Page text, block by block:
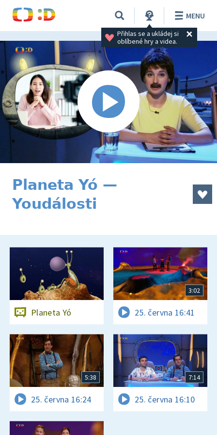
Přihlas se a ukládej si
oblíbené hry a videa.
MENU
Planeta Yó —
Youdálosti
Planeta Yó
3:02
25. června 16:41
5:38
25. června 16:24
7:14
25. června 16:10